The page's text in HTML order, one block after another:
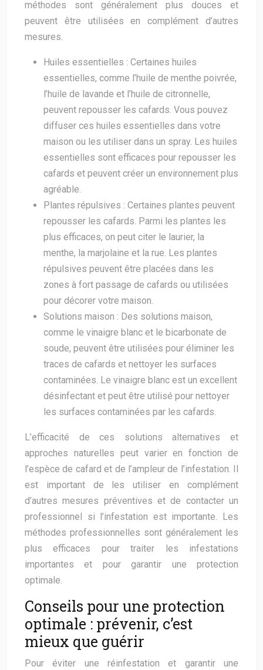
méthodes sont généralement plus douces et
peuvent être utilisées en complément d’autres
mesures.
Huiles essentielles : Certaines huiles
essentielles, comme l’huile de menthe poivrée,
l’huile de lavande et l’huile de citronnelle,
peuvent repousser les cafards. Vous pouvez
diffuser ces huiles essentielles dans votre
maison ou les utiliser dans un spray. Les huiles
essentielles sont efficaces pour repousser les
cafards et peuvent créer un environnement plus
agréable.
Plantes répulsives : Certaines plantes peuvent
repousser les cafards. Parmi les plantes les
plus efficaces, on peut citer le laurier, la
menthe, la marjolaine et la rue. Les plantes
répulsives peuvent être placées dans les
zones à fort passage de cafards ou utilisées
pour décorer votre maison.
Solutions maison : Des solutions maison,
comme le vinaigre blanc et le bicarbonate de
soude, peuvent être utilisées pour éliminer les
traces de cafards et nettoyer les surfaces
contaminées. Le vinaigre blanc est un excellent
désinfectant et peut être utilisé pour nettoyer
les surfaces contaminées par les cafards.
L’efficacité de ces solutions alternatives et
approches naturelles peut varier en fonction de
l’espèce de cafard et de l’ampleur de l’infestation. Il
est important de les utiliser en complément
d’autres mesures préventives et de contacter un
professionnel si l’infestation est importante. Les
méthodes professionnelles sont généralement les
plus efficaces pour traiter les infestations
importantes et pour garantir une protection
optimale.
Conseils pour une protection
optimale : prévenir, c’est
mieux que guérir
Pour éviter une réinfestation et garantir une